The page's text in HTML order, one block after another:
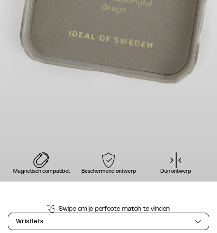
Magnetisch compatibel Beschermend ontwerp Dun ontwerp
Swipe om je perfecte match te vinden
Wristlets